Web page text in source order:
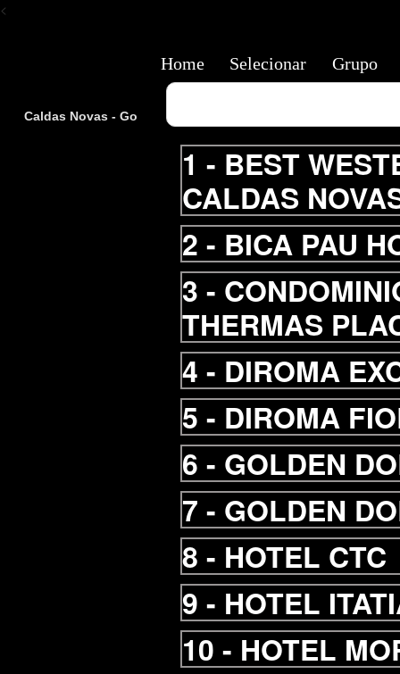
<
Caldas Novas - Go
1 - BEST
CALDAS
2 - BICA PAU
3 -
THERMAS
4 - DIROMA
5 - DIROMA
6 - GOLDEN
7 - GOLDEN
8 - HOTEL CTC
9 - HOTEL
10 - HOTEL
Home Selecionar Grupo